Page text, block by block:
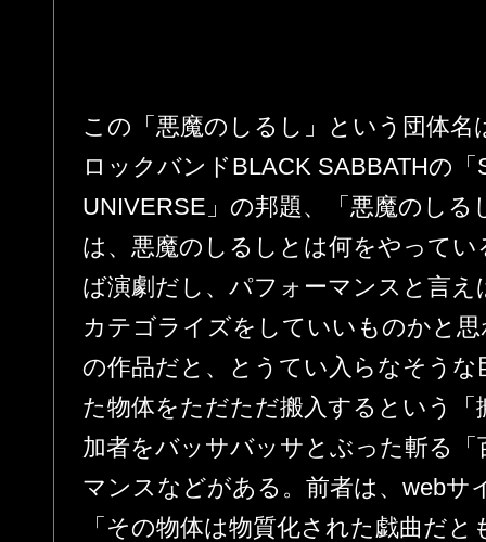
この「悪魔のしるし」という団体名
ロックバンドBLACK SABBATHの「
UNIVERSE」の邦題、「悪魔のし
は、悪魔のしるしとは何をやって
ば演劇だし、パフォーマンスと言
カテゴライズをしていいものかと
の作品だと、とうてい入らなそう
た物体をただただ搬入するという
加者をバッサバッサとぶった斬る
マンスなどがある。前者は、webサ
「その物体は物質化された戯曲だ